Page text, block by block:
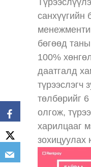
санхүүгийн
бөгөөд
100%
даатгалд
түрээслэгч
төлбөрийг
олгож,
харилцааг
зохицуулах